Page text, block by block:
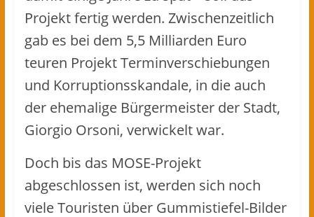
Projekt fertig werden. Zwischenzeitlich
gab es bei dem 5,5 Milliarden Euro
teuren Projekt Terminverschiebungen
und Korruptionsskandale, in die auch
der ehemalige Bürgermeister der Stadt,
Giorgio Orsoni, verwickelt war.
Doch bis das MOSE-Projekt
abgeschlossen ist, werden sich noch
viele Touristen über Gummistiefel-Bilder